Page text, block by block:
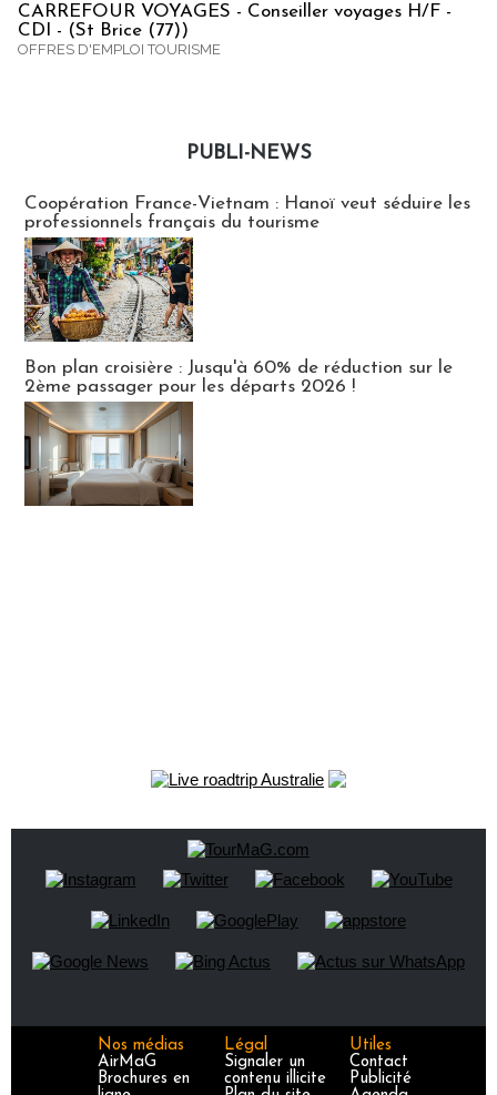
CARREFOUR VOYAGES - Conseiller voyages H/F -
CDI - (St Brice (77))
OFFRES D'EMPLOI TOURISME
PUBLI-NEWS
Coopération France-Vietnam : Hanoï veut séduire les
professionnels français du tourisme
Bon plan croisière : Jusqu'à 60% de réduction sur le
2ème passager pour les départs 2026 !
Nos médias
AirMaG
Brochures en
Légal
Signaler un
contenu illicite
Utiles
Contact
Publicité